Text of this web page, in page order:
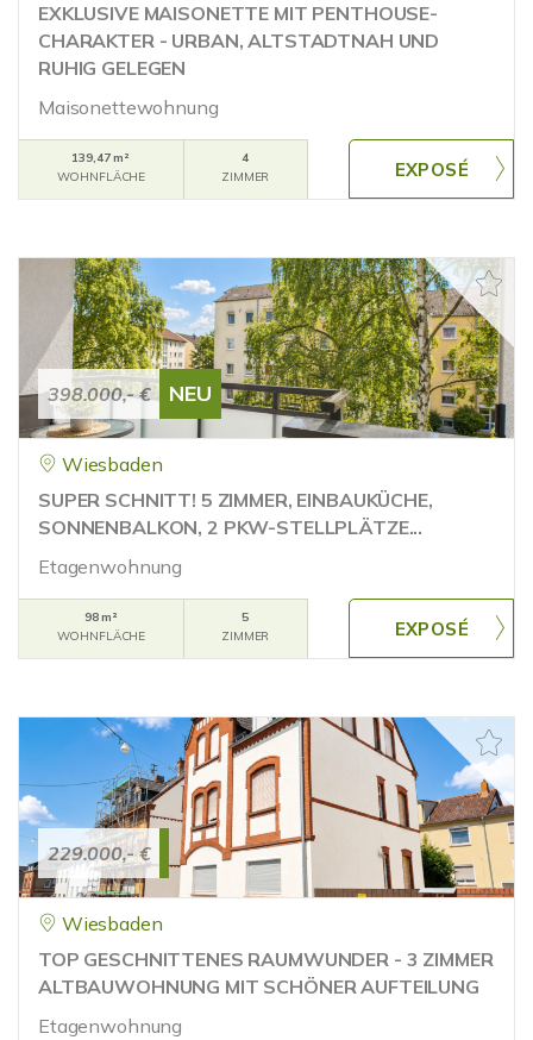
EXKLUSIVE MAISONETTE MIT PENTHOUSE-
CHARAKTER - URBAN, ALTSTADTNAH UND
RUHIG GELEGEN
Maisonettewohnung
139,47 m²
WOHNFLÄCHE
4
ZIMMER
398.000,- € NEU
Wiesbaden
SUPER SCHNITT! 5 ZIMMER, EINBAUKÜCHE,
SONNENBALKON, 2 PKW-STELLPLÄTZE...
Etagenwohnung
98 m²
WOHNFLÄCHE
5
ZIMMER
229.000,- €
Wiesbaden
TOP GESCHNITTENES RAUMWUNDER - 3 ZIMMER
ALTBAUWOHNUNG MIT SCHÖNER AUFTEILUNG
Etagenwohnung